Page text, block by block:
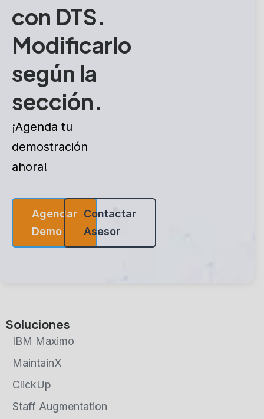
con DTS.
Modificarlo
según la
sección.
¡Agenda tu
demostración
ahora!
Agendar
Demo
Contactar
Asesor
Soluciones
IBM Maximo
MaintainX
ClickUp
Staff Augmentation